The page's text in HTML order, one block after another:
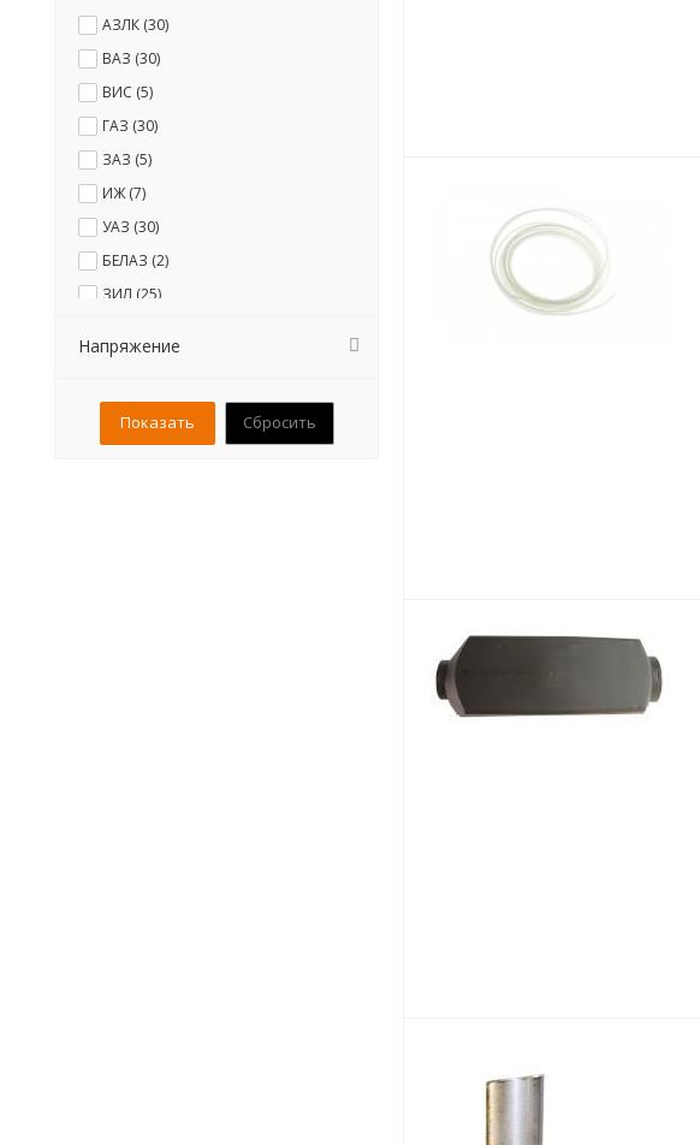
Сетка (1)
Топливопровод (
Труба выхлопная (
АЗЛК (30)
ВАЗ (30)
ВИС (5)
ГАЗ (30)
ЗАЗ (5)
ИЖ (7)
УАЗ (30)
БЕЛАЗ (2)
ЗИЛ (25)
КРАЗ (
УРАЛ (23)
Напряжение
Сбросить